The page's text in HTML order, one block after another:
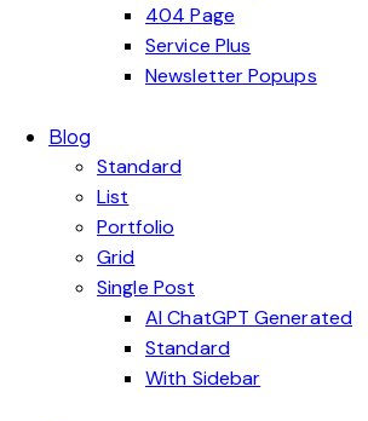
404 Page
Service Plus
Newsletter Popups
Blog
Standard
List
Portfolio
Grid
Single Post
AI ChatGPT Generated
Standard
With Sidebar